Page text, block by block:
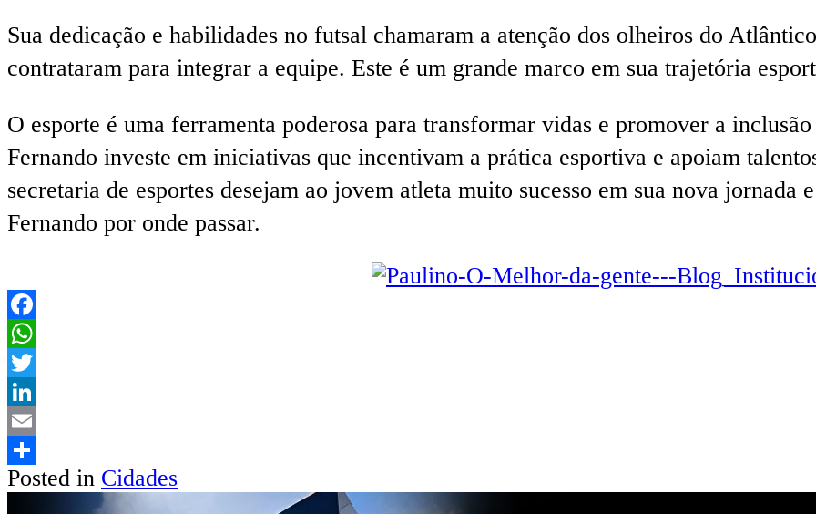
Sua dedicação e habilidades no futsal chamaram a atenção dos olheiros do
contrataram para integrar a equipe. Este é um grande marco em sua trajetória
O esporte é uma ferramenta poderosa para transformar vidas e promover a
Fernando investe em iniciativas que incentivam a prática esportiva e apoiam
secretaria de esportes desejam ao jovem atleta muito sucesso em sua nova jornada
Fernando por onde passar.
Facebook
WhatsApp
Twitter
LinkedIn
Email
Share
Posted in Cidades